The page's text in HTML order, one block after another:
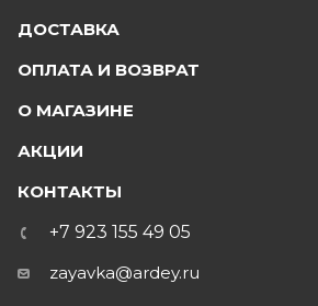
ДОСТАВКА
ОПЛАТА И ВОЗВРАТ
О МАГАЗИНЕ
АКЦИИ
КОНТАКТЫ
+7 923 155 49 05
zayavka@ardey.ru